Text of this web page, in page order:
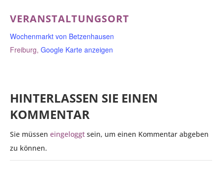
VERANSTALTUNGSORT
Wochenmarkt von Betzenhausen
Freiburg, Google Karte anzeigen
HINTERLASSEN SIE EINEN
KOMMENTAR
Sie müssen eingeloggt sein, um einen Kommentar abgeben
zu können.